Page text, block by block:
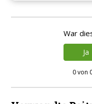
War
Ja
0 von